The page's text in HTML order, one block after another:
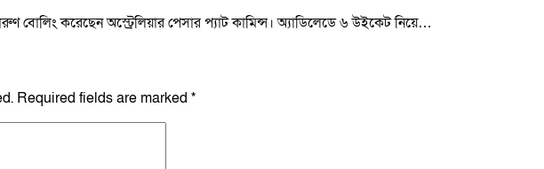
বোলিং করেছেন অস্ট্রেলিয়ার পেসার প্যাট কামিন্স। অ্যাডিলেডে ৬ উইকেট নিয়ে…
Required fields are marked *